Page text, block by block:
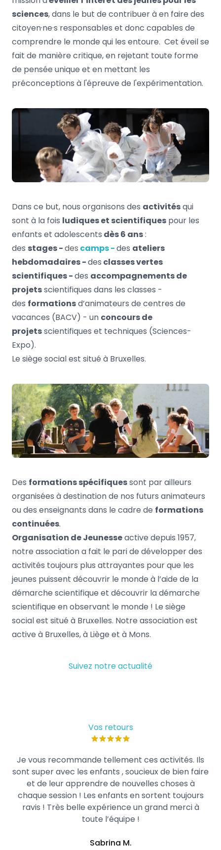
sciences, dans le but de contribuer à en faire des
citoyen·ne·s responsables et donc capables de
comprendre le monde qui les entoure. Cet éveil se
fait de manière critique, en rejetant toute forme
de pensée unique et en mettant les
préconceptions à l'épreuve de l'expérimentation.
Dans ce but, nous organisons des activitésqui
sont à la fois ludiques et scientifiques pour les
enfants et adolescents dès 6 ans:
des stages -des camps -des ateliers
hebdomadaires -des classes vertes
scientifiques -des accompagnements de
projetsscientifiques dans les classes -
des formationsd’animateurs de centres de
vacances (BACV) - un concours de
projetsscientifiques et techniques (Sciences-
Expo).
Le siège social est situé à Bruxelles.
Des formations spécifiquessont par ailleurs
organisées à destination de nos futurs animateurs
ou des enseignants dans le cadre de formations
continuées.
Organisation de Jeunesseactive depuis 1957,
notre association a fait le pari de développer des
activités toujours plus attrayantes pour que les
jeunes puissent découvrir le monde à l’aide de la
démarche scientifique et découvrir la démarche
scientifique en observant le monde ! Le siège
social est situé à Bruxelles. Notre association est
active à Bruxelles, à Liège et à Mons.
Suivez notre actualité
Vos retours
Je vous recommande tellement ces activités. Ils
sont super avec les enfants , soucieux de bien faire
et de leur apprendre de nouvelles choses à
chaque session ! Les enfants en sortent toujours
ravis ! Très belle expérience un grand merci à
toute l’équipe !
Sabrina M.